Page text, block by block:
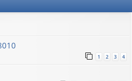
1 2 3 4